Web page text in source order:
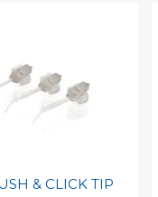
& CLICK TIP